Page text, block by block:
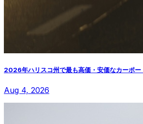
2026年ハリスコ州で最も高価・安価なカーポー
Aug 4, 2026